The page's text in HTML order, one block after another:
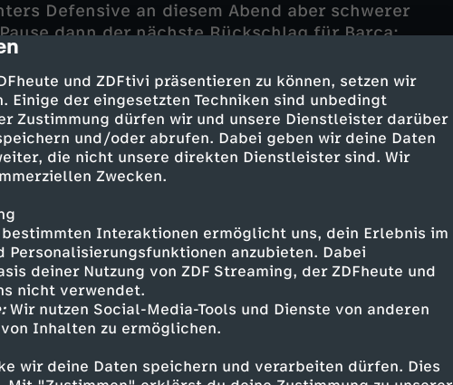
und ZDFtivi präsentieren zu können, setzen wir
Einige der eingesetzten Techniken sind unbedingt
Zustimmung dürfen wir und unsere Dienstleister darüber
und/oder abrufen. Dabei geben wir deine Daten
die nicht unsere direkten Dienstleister sind. Wir
Zwecken.
Interaktionen ermöglicht uns, dein Erlebnis im
Personalisierungsfunktionen anzubieten. Dabei
deiner Nutzung von ZDF Streaming, der ZDFheute und
nicht verwendet.
Wir nutzen Social-Media-Tools und Dienste von anderen
Inhalten zu ermöglichen.
wir deine Daten speichern und verarbeiten dürfen. Dies
Defensive an diesem Abend aber schwerer
dann der nächste Rückschlag für Barça:
und Leverkusener Hakan Calhanoglu
ausgelassen hatte (41.), traf er vom Punkt
Martinez im Strafraum der Gäste gefoult,
die Szene nach einem Hinweis des Video-
dann auf Elfmeter entschieden - ganz zum
Blickpunkt
beide Teams so gut wie keine Pause. Eric
Anschluss. Es ging nun hin und her. Ex-
verhinderte mit einer Weltklasse-Parade das
vor dem Ende entschied Referee Marciniak